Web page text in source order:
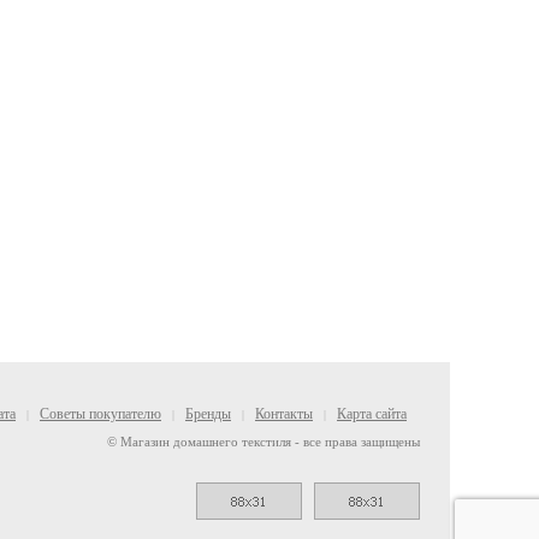
Советы покупателю Бренды Контакты Карта сайта
© Магазин домашнего текстиля - все права защищены